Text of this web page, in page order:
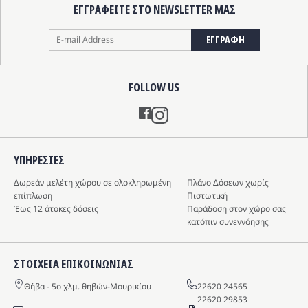
FOLLOW US
Instagram
ΕΓΓΡΑΦΕΙΤΕ ΣΤΟ NEWSLETTER ΜΑΣ
ΕΓΓΡΑΦΗ
ΥΠΗΡΕΣIΕΣ
Δωρεάν μελέτη χώρου σε ολοκληρωμένη
επίπλωση
Πλάνο Δόσεων χωρίς
Πιστωτική
Έως 12 άτοκες δόσεις
Παράδοση στον χώρο σας
κατόπιν συνεννόησης
ΣΤΟΙΧΕΙΑ ΕΠΙΚΟΙΝΩΝΙΑΣ
Θήβα - 5o χλμ. θηβών-Μουρικίου
22620 24565
22620 29853